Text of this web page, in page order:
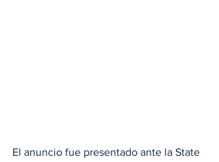
El anuncio fue presentado ante la State